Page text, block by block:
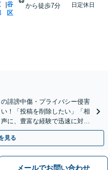
|谷
区
から徒歩7分
日定休日
誹謗中傷・プライバシー侵害
！「投稿を削除したい」「相
に、豊富な経験で迅速に対処
日対応可】
見る
メールでお問い合わせ